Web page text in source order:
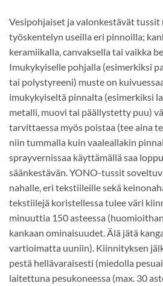
Vesipohjaiset ja valonkestävät
työskentelyn useilla eri pinnoilla;
keramiikalla, canvaksella tai vaikka
Imukykyiselle pohjalla (esimerkiksi
tai polystyreeni) muste on
imukykyiseltä pinnalta (esimerkiksi
metalli, muovi tai päällystetty puu)
tarvittaessa myös poistaa (tee aina
niin tummalla kuin vaaleallakin
sprayvernissaa käyttämällä saa
säänkestävän. YONO-tussit
nahalle, eri tekstiileille sekä
tekstiilejä koristellessa tulee väri
minuuttia 150 asteessa
kankaan ominaisuudet. Älä jätä
vartioimatta uuniin). Kiinnityksen
pestä hellävaraisesti (miedolla
laitettuna pesukoneessa (max. 30